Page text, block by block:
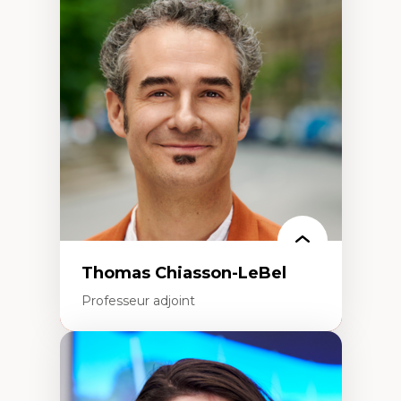
Économie circulaire
Modèles d’affaires durables
Histoire des faits économiques
Gestion durable des ressources naturelles
Écologie industrielle
Aménagement durable du territoire
Développement régional
Coopératives
Télétravail en milieu rural francophone
Transition socio-écologique
Thomas Chiasson-LeBel
Professeur adjoint
Expertises
Théories du développement